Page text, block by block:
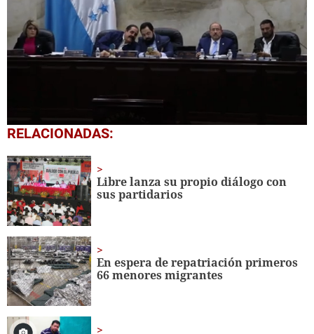
0
seconds
2
minutes,
second
RELACIONADAS:
Libre lanza su propio diálogo con
sus partidarios
En espera de repatriación primeros
66 menores migrantes